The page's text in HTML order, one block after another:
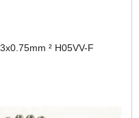
² H05VV-F